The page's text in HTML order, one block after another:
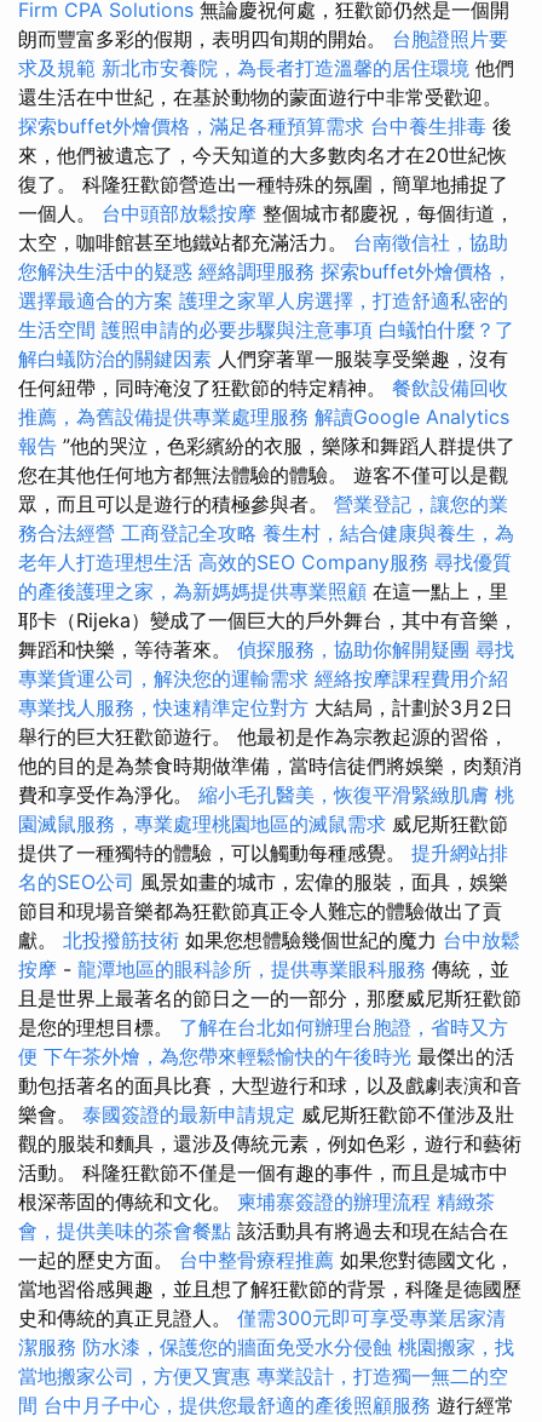
Firm CPA Solutions 無論慶祝何處，狂歡節仍然是一個開
朗而豐富多彩的假期，表明四旬期的開始。 台胞證照片要
求及規範 新北市安養院，為長者打造溫馨的居住環境 他們
還生活在中世紀，在基於動物的蒙面遊行中非常受歡迎。
探索buffet外燴價格，滿足各種預算需求 台中養生排毒 後
來，他們被遺忘了，今天知道的大多數肉名才在20世紀恢
復了。 科隆狂歡節營造出一種特殊的氛圍，簡單地捕捉了
一個人。 台中頭部放鬆按摩 整個城市都慶祝，每個街道，
太空，咖啡館甚至地鐵站都充滿活力。 台南徵信社，協助
您解決生活中的疑惑 經絡調理服務 探索buffet外燴價格，
選擇最適合的方案 護理之家單人房選擇，打造舒適私密的
生活空間 護照申請的必要步驟與注意事項 白蟻怕什麼？了
解白蟻防治的關鍵因素 人們穿著單一服裝享受樂趣，沒有
任何紐帶，同時淹沒了狂歡節的特定精神。 餐飲設備回收
推薦，為舊設備提供專業處理服務 解讀Google Analytics
報告 ”他的哭泣，色彩繽紛的衣服，樂隊和舞蹈人群提供了
您在其他任何地方都無法體驗的體驗。 遊客不僅可以是觀
眾，而且可以是遊行的積極參與者。 營業登記，讓您的業
務合法經營 工商登記全攻略 養生村，結合健康與養生，為
老年人打造理想生活 高效的SEO Company服務 尋找優質
的產後護理之家，為新媽媽提供專業照顧 在這一點上，里
耶卡（Rijeka）變成了一個巨大的戶外舞台，其中有音樂，
舞蹈和快樂，等待著來。 偵探服務，協助你解開疑團 尋找
專業貨運公司，解決您的運輸需求 經絡按摩課程費用介紹
專業找人服務，快速精準定位對方 大結局，計劃於3月2日
舉行的巨大狂歡節遊行。 他最初是作為宗教起源的習俗，
他的目的是為禁食時期做準備，當時信徒們將娛樂，肉類消
費和享受作為淨化。 縮小毛孔醫美，恢復平滑緊緻肌膚 桃
園滅鼠服務，專業處理桃園地區的滅鼠需求 威尼斯狂歡節
提供了一種獨特的體驗，可以觸動每種感覺。 提升網站排
名的SEO公司 風景如畫的城市，宏偉的服裝，面具，娛樂
節目和現場音樂都為狂歡節真正令人難忘的體驗做出了貢
獻。 北投撥筋技術 如果您想體驗幾個世紀的魔力 台中放鬆
按摩 - 龍潭地區的眼科診所，提供專業眼科服務 傳統，並
且是世界上最著名的節日之一的一部分，那麼威尼斯狂歡節
是您的理想目標。 了解在台北如何辦理台胞證，省時又方
便 下午茶外燴，為您帶來輕鬆愉快的午後時光 最傑出的活
動包括著名的面具比賽，大型遊行和球，以及戲劇表演和音
樂會。 泰國簽證的最新申請規定 威尼斯狂歡節不僅涉及壯
觀的服裝和麵具，還涉及傳統元素，例如色彩，遊行和藝術
活動。 科隆狂歡節不僅是一個有趣的事件，而且是城市中
根深蒂固的傳統和文化。 柬埔寨簽證的辦理流程 精緻茶
會，提供美味的茶會餐點 該活動具有將過去和現在結合在
一起的歷史方面。 台中整骨療程推薦 如果您對德國文化，
當地習俗感興趣，並且想了解狂歡節的背景，科隆是德國歷
史和傳統的真正見證人。 僅需300元即可享受專業居家清
潔服務 防水漆，保護您的牆面免受水分侵蝕 桃園搬家，找
當地搬家公司，方便又實惠 專業設計，打造獨一無二的空
間 台中月子中心，提供您最舒適的產後照顧服務 遊行經常